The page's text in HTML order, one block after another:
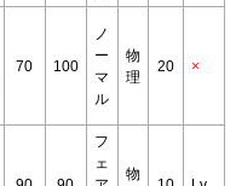
70 100
ノ
ー
マ
ル
物
理
20 ×
フ
ェ
物